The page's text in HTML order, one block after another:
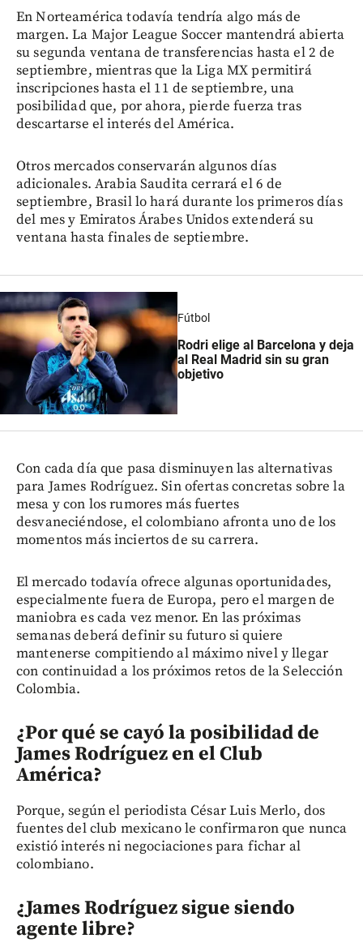
En Norteamérica todavía tendría algo más de
margen. La Major League Soccer mantendrá abierta
su segunda ventana de transferencias hasta el 2 de
septiembre, mientras que la Liga MX permitirá
inscripciones hasta el 11 de septiembre, una
posibilidad que, por ahora, pierde fuerza tras
descartarse el interés del América.
Otros mercados conservarán algunos días
adicionales. Arabia Saudita cerrará el 6 de
septiembre, Brasil lo hará durante los primeros días
del mes y Emiratos Árabes Unidos extenderá su
ventana hasta finales de septiembre.
Fútbol
Rodri elige al Barcelona y deja
al Real Madrid sin su gran
objetivo
Con cada día que pasa disminuyen las alternativas
para James Rodríguez. Sin ofertas concretas sobre la
mesa y con los rumores más fuertes
desvaneciéndose, el colombiano afronta uno de los
momentos más inciertos de su carrera.
El mercado todavía ofrece algunas oportunidades,
especialmente fuera de Europa, pero el margen de
maniobra es cada vez menor. En las próximas
semanas deberá definir su futuro si quiere
mantenerse compitiendo al máximo nivel y llegar
con continuidad a los próximos retos de la Selección
Colombia.
¿Por qué se cayó la posibilidad de
James Rodríguez en el Club
América?
Porque, según el periodista César Luis Merlo, dos
fuentes del club mexicano le confirmaron que nunca
existió interés ni negociaciones para fichar al
colombiano.
¿James Rodríguez sigue siendo
agente libre?